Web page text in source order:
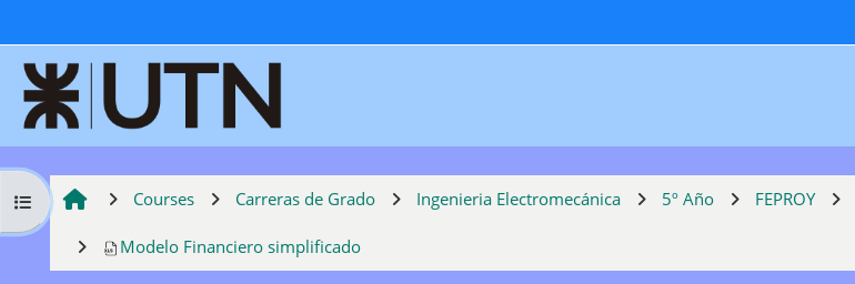
Open course indexCourses Carreras de Grado Ingenieria Electromecánica 5º Año FEPROY
Modelo Financiero simplificado